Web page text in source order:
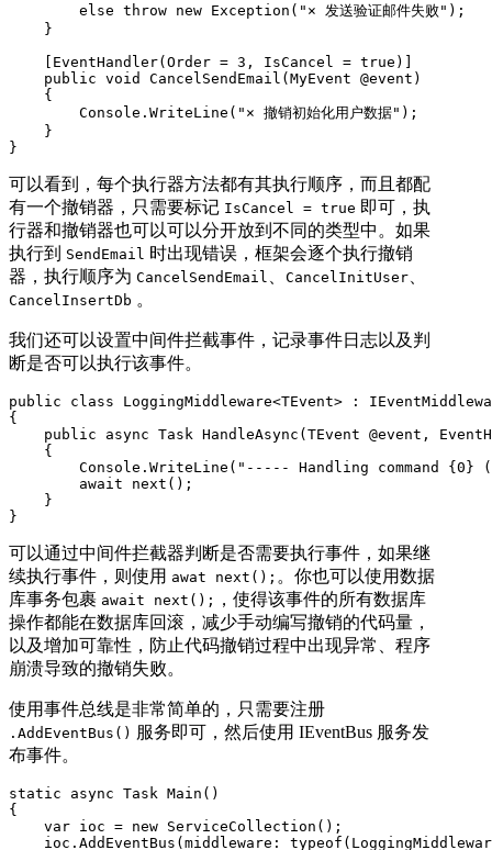
        else throw new Exception("× 发送验证邮件失败");
    }
    [EventHandler(Order = 3, IsCancel = true)]
    public void CancelSendEmail(MyEvent @event)
    {
        Console.WriteLine("× 撤销初始化用户数据");
    }
}
可以看到，每个执行器方法都有其执行顺序，而且都配
有一个撤销器，只需要标记 IsCancel = true 即可，执
行器和撤销器也可以可以分开放到不同的类型中。如果
执行到 SendEmail 时出现错误，框架会逐个执行撤销
器，执行顺序为 CancelSendEmail CancelInitUser
CancelInsertDb 。
我们还可以设置中间件拦截事件，记录事件日志以及判
断是否可以执行该事件。
public class LoggingMiddleware<TEvent> :
{
public async Task HandleAsync(TEvent @event,
    {
Console.WriteLine("----- Handling command {0}
        await next();
    }
}
可以通过中间件拦截器判断是否需要执行事件，如果继
续执行事件，则使用 awat next(); 。你也可以使用数据
库事务包裹 await next();
，使得该事件的所有数据库
操作都能在数据库回滚，减少手动编写撤销的代码量，
以及增加可靠性，防止代码撤销过程中出现异常、程序
崩溃导致的撤销失败。
使用事件总线是非常简单的，只需要注册
.AddEventBus() 服务即可，然后使用 IEventBus 服务发
布事件。
static async Task Main()
{
    var ioc = new ServiceCollection();
ioc.AddEventBus(middleware: